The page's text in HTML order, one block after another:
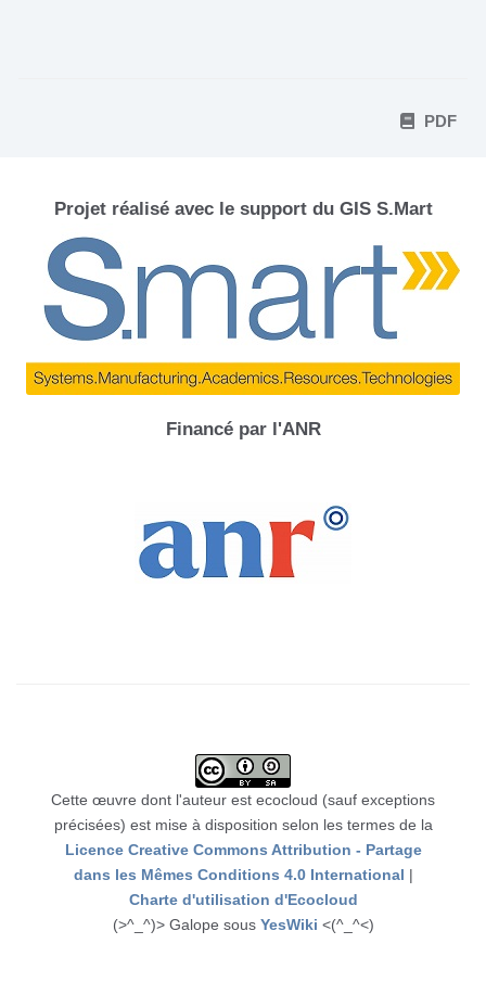
PDF
Projet réalisé avec le support du GIS S.Mart
Financé par l'ANR
Cette œuvre dont l'auteur est ecocloud (sauf exceptions
précisées) est mise à disposition selon les termes de la
Licence Creative Commons Attribution - Partage
dans les Mêmes Conditions 4.0 International |
Charte d'utilisation d'Ecocloud
(>^_^)> Galope sous YesWiki <(^_^<)